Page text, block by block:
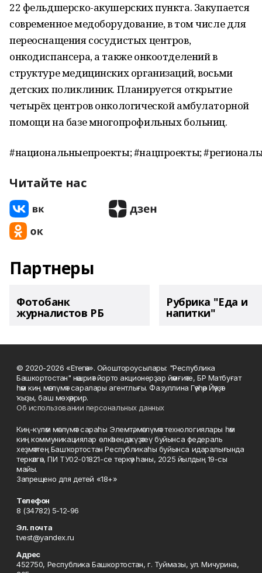
22 фельдшерско-акушерских пункта. Закупается
современное медоборудование, в том числе для
переоснащения сосудистых центров,
онкодиспансера, а также онкоотделений в
структуре медицинских организаций, восьми
детских поликлиник. Планируется открытие
четырёх центров онкологической амбулаторной
помощи на базе многопрофильных больниц.
#национальныепроекты; #нацпроекты;
Читайте нас
Партнеры
Фотобанк
журналистов РБ
Рубрика "Еда и
напитки"
© 2020-2026 «Етегән». Ойоштороусылары: "Республика
Башкортостан" нәшриәт йорто акционерҙар йәмғиәте, БР Матбуғат
һәм киң мәғлүмәт саралары агентлығы. Фазуллина Гәүһәр Йәүҙәт
ҡыҙы, баш мөхәррир.
Об использовании персональных данных
Киң-күләм мәғлүмәт сараһы Элемтә, мәғлүмәт технологиялары һәм
киң коммуникациялар өлкәһендә күҙәтеү буйынса федераль
хеҙмәттең Башҡортостан Республикаһы буйынса идаралығында
теркәлгән, ПИ ТУ02-01821-се теркәү һаны, 2025 йылдың 19-сы
майы.
Запрещено для детей «18+»
Телефон
8 (34782) 5-12-96
Эл. почта
tvest@yandex.ru
Адрес
452750, Республика Башкортостан, г. Туймазы, ул. Мичурина,